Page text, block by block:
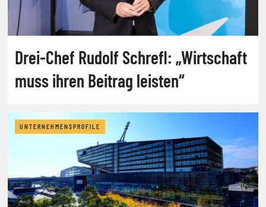
Drei-Chef Rudolf Schrefl: „Wirtschaft
muss ihren Beitrag leisten“
UNTERNEHMENSPROFILE